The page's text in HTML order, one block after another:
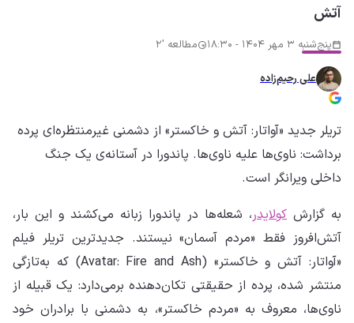
آتش
پنج‌شنبه 3 مهر 1404 - 18:30 مطالعه '2
علی رحیم‌زاده
تریلر جدید «آواتار: آتش و خاکستر» از دشمنی غیرمنتظره‌ای پرده
برداشت: ناوی‌ها علیه ناوی‌ها. پاندورا در آستانه‌ی یک جنگ
داخلی ویرانگر است.
به گزارش کولایدر، شعله‌ها در پاندورا زبانه می‌کشند و این بار،
آتش‌افروز فقط «مردم آسمان» نیستند. جدیدترین تریلر فیلم
«آواتار: آتش و خاکستر» (Avatar: Fire and Ash) که به‌تازگی
منتشر شده، پرده از حقیقتی تکان‌دهنده برمی‌دارد: یک قبیله از
ناوی‌ها، معروف به «مردم خاکستر»، به دشمنی با برادران خود